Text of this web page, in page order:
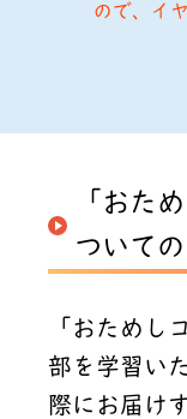
ので、イ
「おた
ついて
「おためし
部を学習い
際にお届け